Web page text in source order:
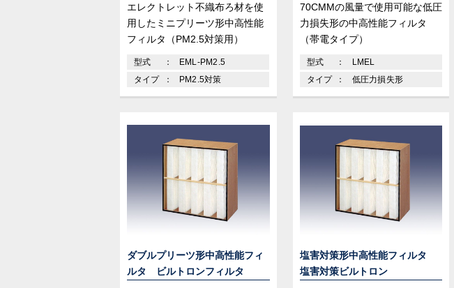
エレクトレット不織布ろ材を使
用したミニプリーツ形中高性能
フィルタ（PM2.5対策用）
型式
EML-PM2.5
タイプ
PM2.5対策
70CMMの風量で使用可能な低圧
力損失形の中高性能フィルタ
（帯電タイプ）
型式
LMEL
タイプ
低圧力損失形
ダブルプリーツ形中高性能フィ
ルタ ビルトロンフィルタ
塩害対策形中高性能フィルタ
塩害対策ビルトロン